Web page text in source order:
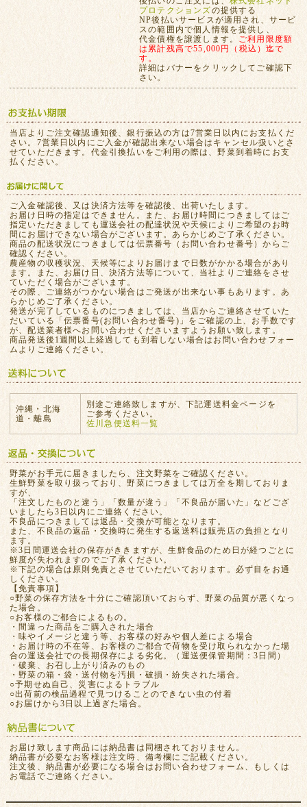
プロテクションズの提供する
NP後払いサービスが適用され、サービ
スの範囲内で個人情報を提供し、
代金債権を譲渡します。 ご利用限度額
は累計残高で55,000円（税込）迄で
す。
詳細はバナーをクリックしてご確認下
さい。
当店よりご注文確認通知後、銀行振込の方は7営業日以内にお支払くだ
さい。7営業日以内にご入金が確認出来ない場合はキャンセル扱いとさ
せていただきます。代金引換払いをご利用の際は、野菜到着時にお支
払ください。
ご入金確認後、又は決済方法等を確認後、出荷いたします。
お届け日時の指定はできません。また、お届け時間につきましてはご
指定いただきましても運送会社の配達状況や天候によりご希望のお時
間にお届けできない場合がございます。あらかじめご了承ください。
商品の配送状況につきましては伝票番号（お問い合わせ番号）からご
確認ください。
農産物の収穫状況、天候等によりお届けまで日数がかかる場合があり
ます。また、お届け日、決済方法等について、当社よりご連絡をさせ
ていただく場合がございます。
その際、ご連絡がつかない場合はご発送が出来ない事もあります。あ
らかじめご了承ください。
発送が完了しているものにつきましては、当店からご連絡させていた
だいている「伝票番号(お問い合わせ番号)」をご確認の上、お手数です
が、配送業者様へお問い合わせくださいますようお願い致します。
商品発送後1週間以上経過しても到着しない場合はお問い合わせフォー
ムよりご連絡ください。
沖縄・北海
道・離島
別途ご連絡致しますが、下記運送料金ページを
ご参考ください。
佐川急便送料一覧
野菜がお手元に届きましたら、注文野菜をご確認ください。
生鮮野菜を取り扱っており、野菜につきましては万全を期しておりま
すが、
「注文したものと違う」「数量が違う」「不良品が届いた」などござ
いましたら3日以内にご連絡ください。
不良品につきましては返品・交換が可能となります。
また、不良品の返品・交換時に発生する返送料は販売店の負担となり
ます。
※3日間運送会社の保存がききますが、生鮮食品のため日が経つごとに
鮮度が失われますのでご了承ください。
※下記の場合は原則免責とさせていただいております。必ず目をお通
しください。
【免責事項】
○野菜の保存方法を十分にご確認頂いておらず、野菜の品質が悪くなっ
た場合。
○お客様のご都合によるもの。
・間違った商品をご購入された場合
・味やイメージと違う等、お客様の好みや個人差による場合
・お届け時の不在等、お客様のご都合で荷物を受け取られなかった場
合の運送会社での長期保存による劣化。（運送便保管期間：3日間）
・破棄、お召し上がり済みのもの
・野菜の箱・袋・送付物を汚損・破損・紛失された場合。
○予期せぬ自己、災害によるトラブル
○出荷前の検品過程で見つけることのできない虫の付着
○お届けから3日以上過ぎた場合。
お届け致します商品には納品書は同梱されておりません。
納品書が必要なお客様は注文時、備考欄にご記載ください。
注文後、納品書が必要になる場合はお問い合わせフォーム、もしくは
お電話でご連絡ください。